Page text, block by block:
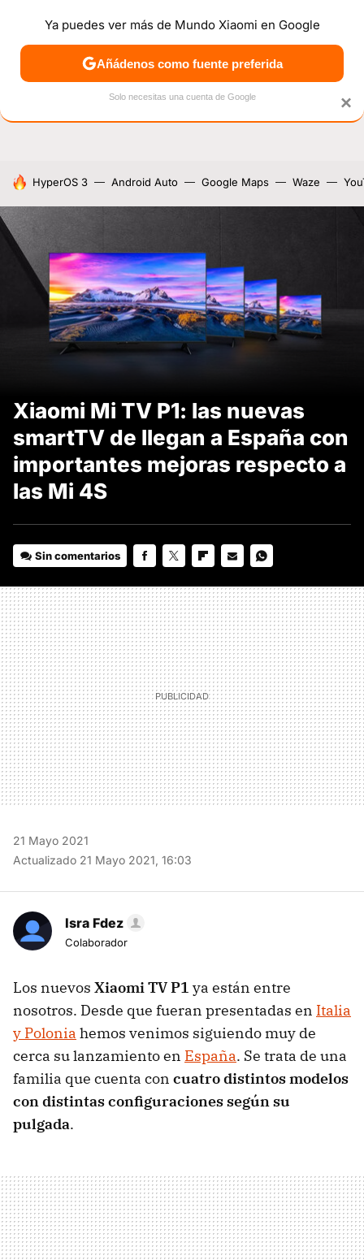
NOTICIAS MÓVILES TUTORIALES OFERTAS
HOY SE HABLA DE
HyperOS 3 Android Auto Google Maps Waze
Xiaomi Mi TV P1: las nuevas
smartTV de llegan a España con
importantes mejoras respecto a
las Mi 4S
Sin comentarios
MAIL
21 Mayo 2021
Actualizado 21 Mayo 2021, 16:03
Isra Fdez
Colaborador
Los nuevos Xiaomi TV P1 ya están entre
nosotros. Desde que fueran presentadas en Italia
y Polonia hemos venimos siguiendo muy de
cerca su lanzamiento en España. Se trata de una
familia que cuenta con cuatro distintos modelos
con distintas configuraciones según su
pulgada.
×
Ya puedes ver más de Mundo Xiaomi en Google
Añádenos como fuente preferida
Solo necesitas una cuenta de Google